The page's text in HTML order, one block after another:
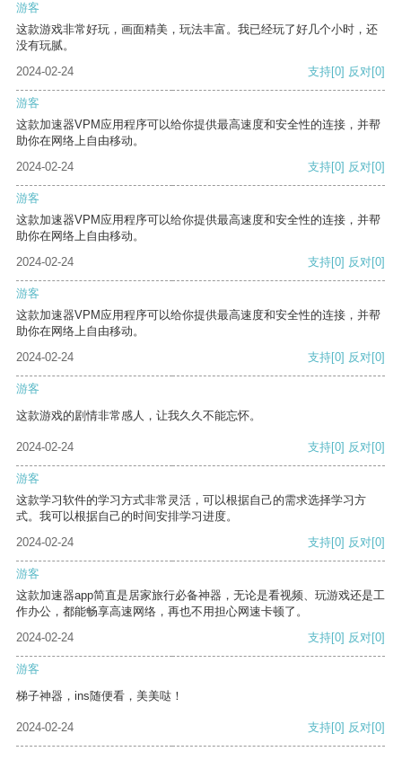
游客
这款游戏非常好玩，画面精美，玩法丰富。我已经玩了好几个小时，还
没有玩腻。
2024-02-24
支持[0] 反对[0]
游客
这款加速器VPM应用程序可以给你提供最高速度和安全性的连接，并帮
助你在网络上自由移动。
2024-02-24
支持[0] 反对[0]
游客
这款加速器VPM应用程序可以给你提供最高速度和安全性的连接，并帮
助你在网络上自由移动。
2024-02-24
支持[0] 反对[0]
游客
这款加速器VPM应用程序可以给你提供最高速度和安全性的连接，并帮
助你在网络上自由移动。
2024-02-24
支持[0] 反对[0]
游客
这款游戏的剧情非常感人，让我久久不能忘怀。
2024-02-24 支持[0] 反对[0]
游客
这款学习软件的学习方式非常灵活，可以根据自己的需求选择学习方
式。我可以根据自己的时间安排学习进度。
2024-02-24
支持[0] 反对[0]
游客
这款加速器app简直是居家旅行必备神器，无论是看视频、玩游戏还是工
作办公，都能畅享高速网络，再也不用担心网速卡顿了。
2024-02-24
支持[0] 反对[0]
游客
梯子神器，ins随便看，美美哒！
2024-02-24 支持[0] 反对[0]